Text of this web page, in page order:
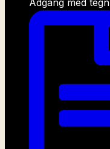
Adgang med tegn